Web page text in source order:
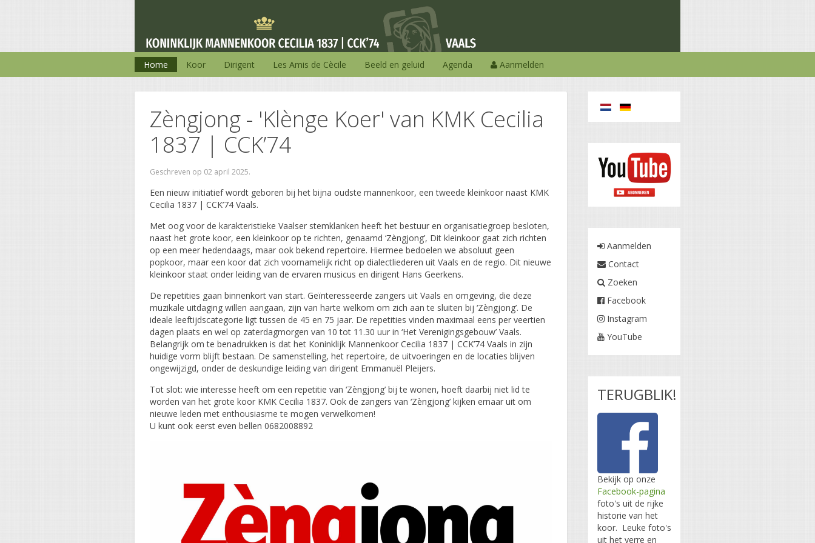
Home Koor Dirigent Les Amis de Cècile Beeld en geluid Agenda Aanmelden
Zèngjong - 'Klènge Koer' van KMK Cecilia
1837 | CCK’74
Geschreven op 02 april 2025.
Een nieuw initiatief wordt geboren bij het bijna oudste mannenkoor, een tweede kleinkoor naast KMK
Cecilia 1837 | CCK’74 Vaals.
Met oog voor de karakteristieke Vaalser stemklanken heeft het bestuur en organisatiegroep besloten,
naast het grote koor, een kleinkoor op te richten, genaamd ‘Zèngjong’, Dit kleinkoor gaat zich richten
op een meer hedendaags, maar ook bekend repertoire. Hiermee bedoelen we absoluut geen
popkoor, maar een koor dat zich voornamelijk richt op dialectliederen uit Vaals en de regio. Dit nieuwe
kleinkoor staat onder leiding van de ervaren musicus en dirigent Hans Geerkens.
De repetities gaan binnenkort van start. Geïnteresseerde zangers uit Vaals en omgeving, die deze
muzikale uitdaging willen aangaan, zijn van harte welkom om zich aan te sluiten bij ‘Zèngjong’. De
ideale leeftijdscategorie ligt tussen de 45 en 75 jaar. De repetities vinden maximaal eens per veertien
dagen plaats en wel op zaterdagmorgen van 10 tot 11.30 uur in ‘Het Verenigingsgebouw’ Vaals.
Belangrijk om te benadrukken is dat het Koninklijk Mannenkoor Cecilia 1837 | CCK’74 Vaals in zijn
huidige vorm blijft bestaan. De samenstelling, het repertoire, de uitvoeringen en de locaties blijven
ongewijzigd, onder de deskundige leiding van dirigent Emmanuël Pleijers.
Tot slot: wie interesse heeft om een repetitie van ‘Zèngjong’ bij te wonen, hoeft daarbij niet lid te
worden van het grote koor KMK Cecilia 1837. Ook de zangers van ‘Zèngjong’ kijken ernaar uit om
nieuwe leden met enthousiasme te mogen verwelkomen!
U kunt ook eerst even bellen 0682008892
Aanmelden
Contact
Zoeken
Facebook
Instagram
YouTube
TERUGBLIK!
Bekijk op onze
Facebook-pagina
foto's uit de rijke
historie van het
koor. Leuke foto's
uit het verre en